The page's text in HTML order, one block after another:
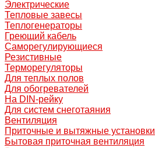
Электрические
Тепловые завесы
Теплогенераторы
Греющий кабель
Саморегулирующиеся
Резистивные
Терморегуляторы
Для теплых полов
Для обогревателей
На DIN-рейку
Для систем снеготаяния
Вентиляция
Приточные и вытяжные установки
Бытовая приточная вентиляция